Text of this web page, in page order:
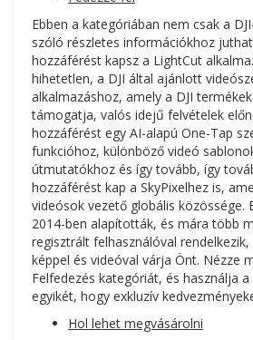
Ebben a kategóriában nem csak a
szóló részletes információkhoz
hozzáférést kapsz a LightCut
hihetetlen, a DJI által ajánlott
alkalmazáshoz, amely a DJI
támogatja, valós idejű felvételek
hozzáférést egy AI-alapú One-Tap
funkcióhoz, különböző videó
útmutatókhoz és így tovább, így
hozzáférést kap a SkyPixelhez is,
videósok vezető globális közössége.
2014-ben alapították, és mára több
regisztrált felhasználóval
képpel és videóval várja Önt. Nézze
Felfedezés kategóriát, és használja
egyikét, hogy exkluzív
Hol lehet megvásárolni